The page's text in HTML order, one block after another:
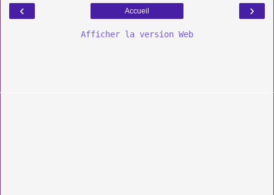
‹ ›
Accueil
Afficher la version Web